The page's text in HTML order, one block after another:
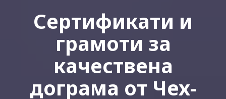
Сертификати и
грамоти за
качествена
дограма от Чех-